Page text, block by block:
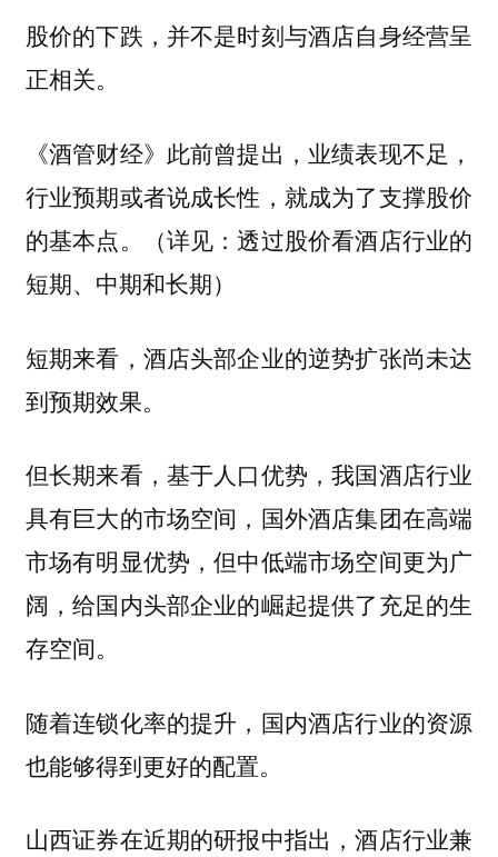
股价的下跌，并不是时刻与酒店自身经营呈
正相关。
《酒管财经》此前曾提出，业绩表现不足，
行业预期或者说成长性，就成为了支撑股价
的基本点。（详见：透过股价看酒店行业的
短期、中期和长期）
短期来看，酒店头部企业的逆势扩张尚未达
到预期效果。
但长期来看，基于人口优势，我国酒店行业
具有巨大的市场空间，国外酒店集团在高端
市场有明显优势，但中低端市场空间更为广
阔，给国内头部企业的崛起提供了充足的生
存空间。
随着连锁化率的提升，国内酒店行业的资源
也能够得到更好的配置。
山西证券在近期的研报中指出，酒店行业兼